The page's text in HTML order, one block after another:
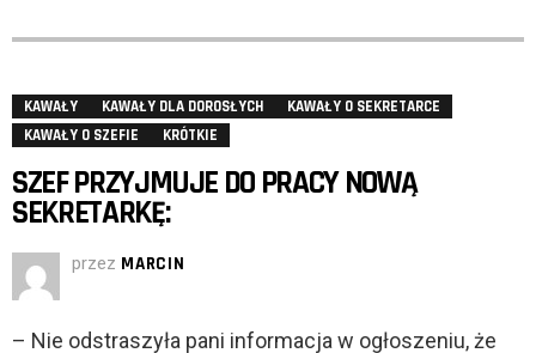
KAWAŁY KAWAŁY DLA DOROSŁYCH
KAWAŁY O SEKRETARCE
KAWAŁY O SZEFIE
KRÓTKIE
SZEF PRZYJMUJE DO PRACY NOWĄ
SEKRETARKĘ:
przez MARCIN
– Nie odstraszyła pani informacja w ogłoszeniu, że